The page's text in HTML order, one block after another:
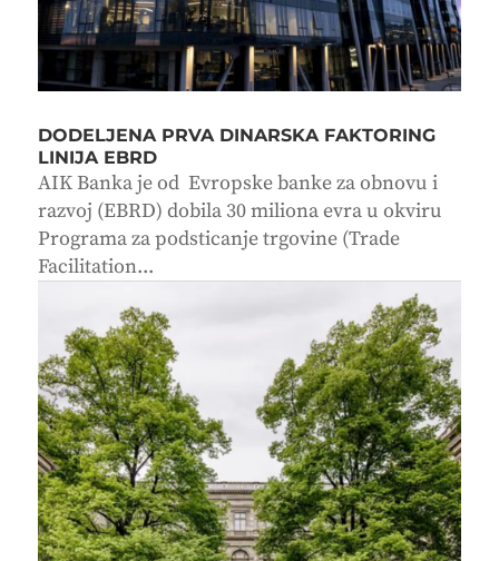
DODELJENA PRVA DINARSKA FAKTORING
LINIJA EBRD
AIK Banka je od Evropske banke za obnovu i
razvoj (EBRD) dobila 30 miliona evra u okviru
Programa za podsticanje trgovine (Trade
Facilitation...